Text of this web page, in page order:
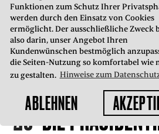
Funktionen zum Schutz Ihrer
werden durch den Einsatz von Cookies
ermöglicht. Der ausschließliche Zweck
also darin, unser Angebot Ihren
Kundenwünschen bestmöglich
die Seiten-Nutzung so komfortabel wie
zu gestalten. Hinweise zum
ABLEHNEN
AUSVERKAUFT
MI
20
GROSSES TASCH
DIE